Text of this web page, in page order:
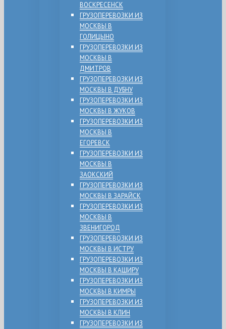
ВОСКРЕСЕНСК
ГРУЗОПЕРЕВОЗКИ ИЗ
МОСКВЫ В
ГОЛИЦЫНО
ГРУЗОПЕРЕВОЗКИ ИЗ
МОСКВЫ В
ДМИТРОВ
ГРУЗОПЕРЕВОЗКИ ИЗ
МОСКВЫ В ДУБНУ
ГРУЗОПЕРЕВОЗКИ ИЗ
МОСКВЫ В ЖУКОВ
ГРУЗОПЕРЕВОЗКИ ИЗ
МОСКВЫ В
ЕГОРЕВСК
ГРУЗОПЕРЕВОЗКИ ИЗ
МОСКВЫ В
ЗАОКСКИЙ
ГРУЗОПЕРЕВОЗКИ ИЗ
МОСКВЫ В ЗАРАЙСК
ГРУЗОПЕРЕВОЗКИ ИЗ
МОСКВЫ В
ЗВЕНИГОРОД
ГРУЗОПЕРЕВОЗКИ ИЗ
МОСКВЫ В ИСТРУ
ГРУЗОПЕРЕВОЗКИ ИЗ
МОСКВЫ В КАШИРУ
ГРУЗОПЕРЕВОЗКИ ИЗ
МОСКВЫ В КИМРЫ
ГРУЗОПЕРЕВОЗКИ ИЗ
МОСКВЫ В КЛИН
ГРУЗОПЕРЕВОЗКИ ИЗ